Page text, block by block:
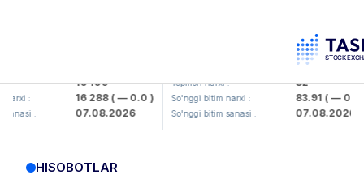
16 100
16 288( — 0.0 )
07.08.2026
KFSK (<Kafolat sug'urta
Yopilish narxi : 82
So'nggi bitim narxi : ( — 0.0 )
So'nggi bitim sanasi : 07.08.2026
HISOBOTLAR